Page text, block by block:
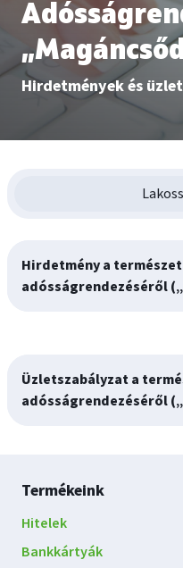
Hirdetmények és
Hirdetmény a
adósságrendezéséről
Üzletszabályzat a
adósságrendezéséről
Lábléc
navigáció
Termékeink
Hitelek
Bankkártyák